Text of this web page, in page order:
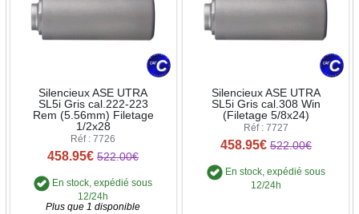
Silencieux ASE UTRA
SL5i Gris cal.222-223
Rem (5.56mm) Filetage
1/2x28
Réf : 7726
458.95€ 522.00€
En stock, expédié sous
12/24h
Plus que 1 disponible
Silencieux ASE UTRA
SL5i Gris cal.308 Win
(Filetage 5/8x24)
Réf : 7727
458.95€ 522.00€
En stock, expédié sous
12/24h